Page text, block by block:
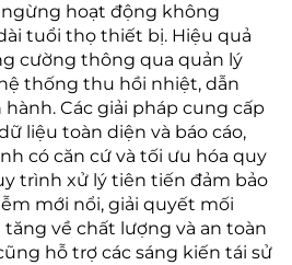
hoạt động không
tuổi thọ thiết bị. Hiệu quả
cường thông qua quản lý
thống thu hồi nhiệt, dẫn
Các giải pháp cung cấp
liệu toàn diện và báo cáo,
có căn cứ và tối ưu hóa quy
trình xử lý tiên tiến đảm bảo
mới nổi, giải quyết mối
về chất lượng và an toàn
hỗ trợ các sáng kiến tái sử